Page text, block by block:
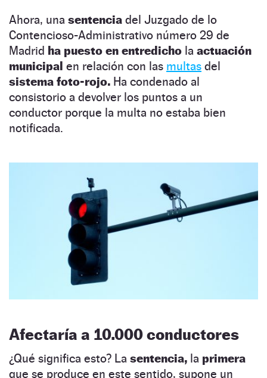
Ahora, una sentencia del Juzgado de lo
Contencioso-Administrativo número 29 de
Madrid ha puesto en entredicho la actuación
municipal en relación con las multas del
sistema foto-rojo. Ha condenado al
consistorio a devolver los puntos a un
conductor porque la multa no estaba bien
notificada.
Afectaría a 10.000 conductores
¿Qué significa esto? La sentencia, la primera
que se produce en este sentido, supone un